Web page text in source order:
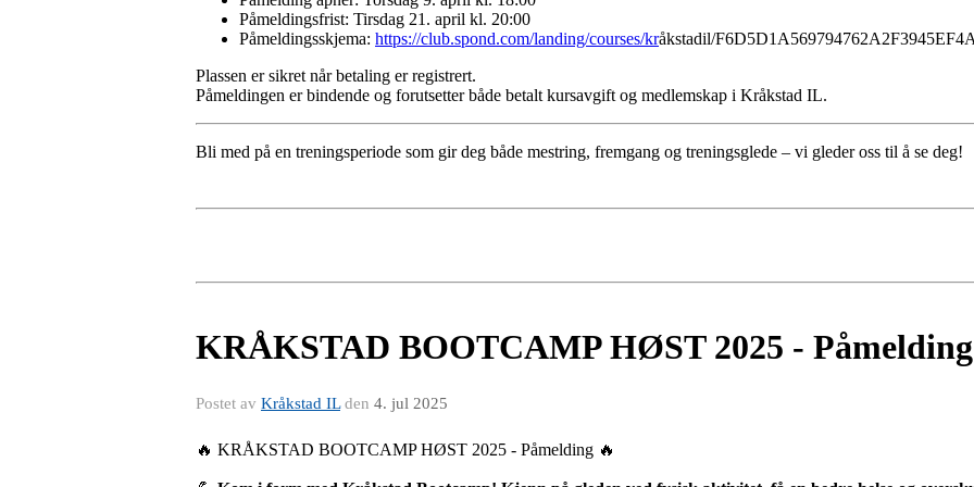
Påmeldingsfrist: Tirsdag 21. april kl. 20:00
Påmeldingsskjema: https://club.spond.com/landing/courses/kråkstadil/
Plassen er sikret når betaling er registrert.
Påmeldingen er bindende og forutsetter både betalt kursavgift og medlemskap i Kråkstad IL.
Bli med på en treningsperiode som gir deg både mestring, fremgang og treningsglede – vi gleder oss til å se deg!
KRÅKSTAD BOOTCAMP HØST 2025 -
Postet av Kråkstad ILden 4. jul 2025
🔥 KRÅKSTAD BOOTCAMP HØST 2025 - Påmelding 🔥